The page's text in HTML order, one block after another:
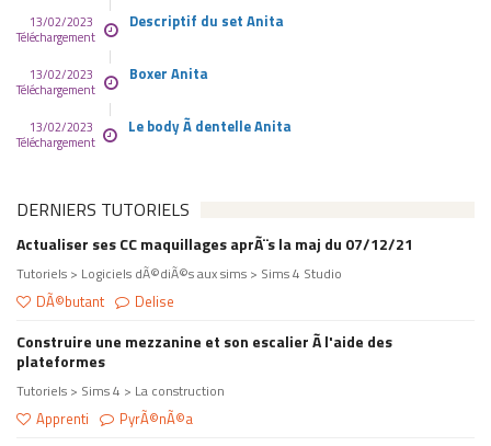
13/02/2023
Téléchargement
Descriptif du set Anita
13/02/2023
Téléchargement
Boxer Anita
13/02/2023
Téléchargement
Le body Ã dentelle Anita
DERNIERS TUTORIELS
Actualiser ses CC maquillages aprÃ¨s la maj du 07/12/21
Tutoriels > Logiciels dÃ©diÃ©s aux sims > Sims 4 Studio
DÃ©butant Delise
Construire une mezzanine et son escalier Ã l'aide des
plateformes
Tutoriels > Sims 4 > La construction
Apprenti PyrÃ©nÃ©a